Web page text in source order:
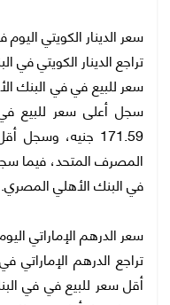
سعر الدينار الكويتي
تراجع الدينار الكويتي
سجل أعلى سعر للبيع في
في البنك الأهلي المصري.
سعر الدرهم الإماراتي
تراجع الدرهم